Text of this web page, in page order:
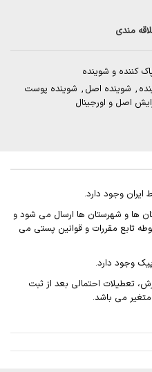
مندی
کننده و شوینده
, شوینده اصل , شوینده پوست
اصل و اورجینال
ایران وجود دارد.
ها و شهرستان ها ارسال می شود و
تابع مقررات و قوانین پستی می
وجود دارد.
تعطیلات احتمالی بعد از ثبت